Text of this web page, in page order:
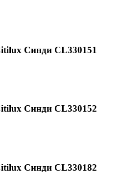
Синди CL330151
Синди CL330152
Синди CL330182